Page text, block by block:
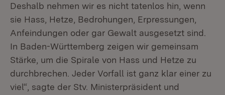
Deshalb nehmen wir es nicht tatenlos hin, wenn
sie Hass, Hetze, Bedrohungen, Erpressungen,
Anfeindungen oder gar Gewalt ausgesetzt sind.
In Baden-Württemberg zeigen wir gemeinsam
Stärke, um die Spirale von Hass und Hetze zu
durchbrechen. Jeder Vorfall ist ganz klar einer zu
viel“, sagte der Stv. Ministerpräsident und